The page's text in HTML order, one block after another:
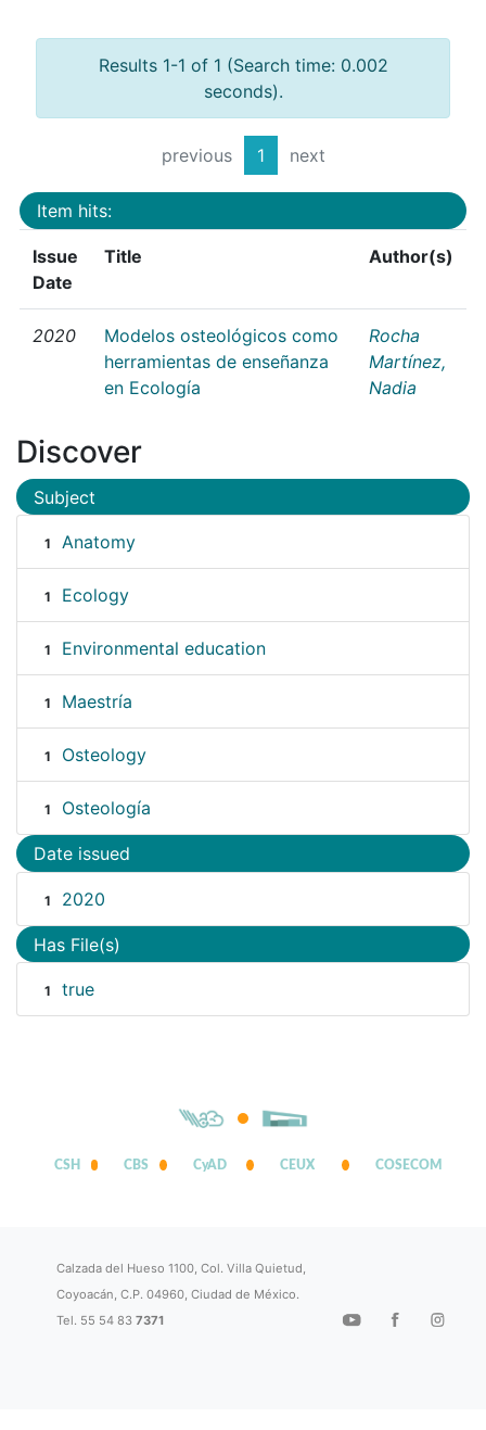
Results 1-1 of 1 (Search time: 0.002
seconds).
previous 1 next
Item hits:
Issue
Date
Title Author(s)
2020
Modelos osteológicos como
herramientas de enseñanza
en Ecología
Rocha
Martínez,
Nadia
Discover
Subject
1 Anatomy
1 Ecology
1 Environmental education
1 Maestría
1 Osteology
1 Osteología
Date issued
1 2020
Has File(s)
1 true
CSH CBS CyAD CEUX COSECOM
Calzada del Hueso 1100, Col. Villa Quietud,
Coyoacán, C.P. 04960, Ciudad de México.
Tel. 55 54 837371